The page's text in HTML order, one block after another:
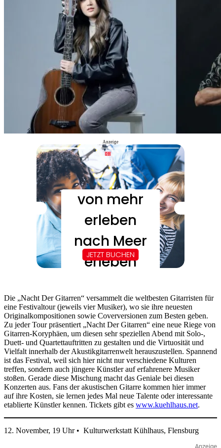
Anzeige
Die „Nacht Der Gitarren“ versammelt die weltbesten Gitarristen für
eine Festivaltour (jeweils vier Musiker), wo sie ihre neuesten
Originalkompositionen sowie Coverversionen zum Besten geben.
Zu jeder Tour präsentiert „Nacht Der Gitarren“ eine neue Riege von
Gitarren-Koryphäen, um diesen sehr speziellen Abend mit Solo-,
Duett- und Quartettauftritten zu gestalten und die Virtuosität und
Vielfalt innerhalb der Akustikgitarrenwelt herauszustellen. Spannend
ist das Festival, weil sich hier nicht nur verschiedene Kulturen
treffen, sondern auch jüngere Künstler auf erfahrenere Musiker
stoßen. Gerade diese Mischung macht das Geniale bei diesen
Konzerten aus. Fans der akustischen Gitarre kommen hier immer
auf ihre Kosten, sie lernen jedes Mal neue Talente oder interessante
etablierte Künstler kennen. Tickets gibt es www.kuehlhaus.net.
12. November, 19 Uhr • Kulturwerkstatt Kühlhaus, Flensburg